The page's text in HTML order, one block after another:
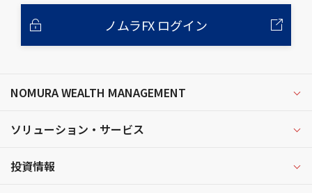
ノムラFX ログイン
NOMURA WEALTH MANAGEMENT
ソリューション・サービス
投資情報